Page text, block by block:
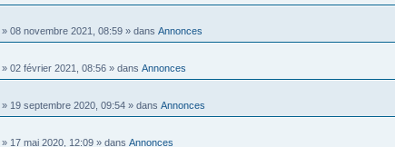
» 08 novembre 2021, 08:59 » dans Annonces
» 02 février 2021, 08:56 » dans Annonces
» 19 septembre 2020, 09:54 » dans Annonces
» 17 mai 2020, 12:09 » dans Annonces